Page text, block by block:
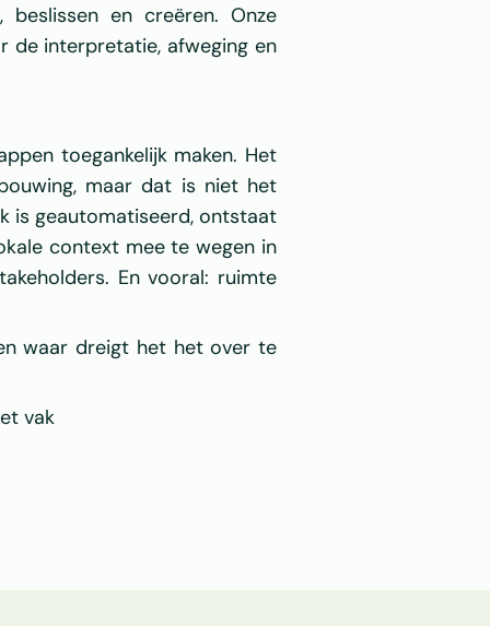
en creëren. Onze
de interpretatie, afweging en
toegankelijk maken. Het
maar dat is niet het
is geautomatiseerd, ontstaat
context mee te wegen in
En vooral: ruimte
waar dreigt het het over te
vak